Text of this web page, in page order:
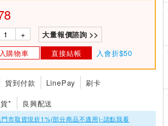
+ 大量報價諮詢 >>
購物車 直接結帳 入會折$50
貨到付款 LinePay 刷卡
* 良興配送
市取貨現折1%(部分商品不適用)-請點我看